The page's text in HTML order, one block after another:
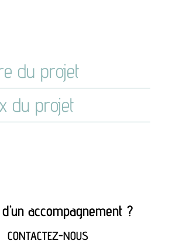
du projet
du projet
accompagnement ?
CONTACTEZ-NOUS